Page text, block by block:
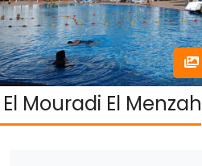
El Mouradi El Menzah